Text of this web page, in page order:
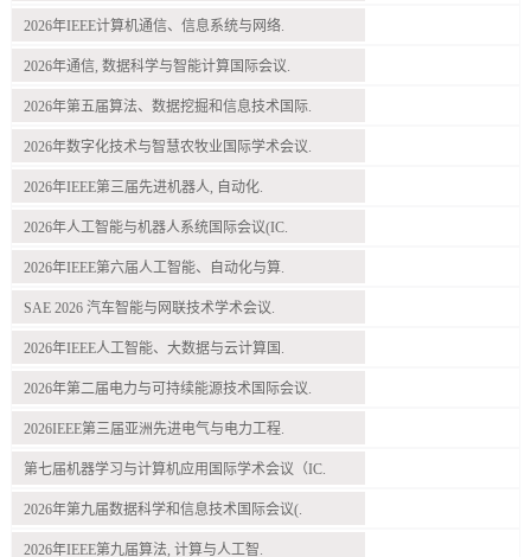
2026年IEEE计算机通信、信息系统与网络.
2026年通信, 数据科学与智能计算国际会议.
2026年第五届算法、数据挖掘和信息技术国际.
2026年数字化技术与智慧农牧业国际学术会议.
2026年IEEE第三届先进机器人, 自动化.
2026年人工智能与机器人系统国际会议(IC.
2026年IEEE第六届人工智能、自动化与算.
SAE 2026 汽车智能与网联技术学术会议.
2026年IEEE人工智能、大数据与云计算国.
2026年第二届电力与可持续能源技术国际会议.
2026IEEE第三届亚洲先进电气与电力工程.
第七届机器学习与计算机应用国际学术会议（IC.
2026年第九届数据科学和信息技术国际会议(.
2026年IEEE第九届算法, 计算与人工智.